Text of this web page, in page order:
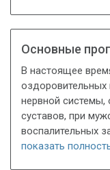
Основные
В настоящее
нервной системы,
суставов, при
воспалительных
показать